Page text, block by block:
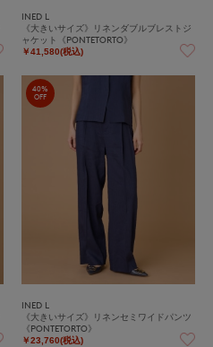
INED L
《大きいサイズ》リネンダブルブレストジ
ャケット《PONTETORTO》
￥41,580(税込)
40%
OFF
INED L
《大きいサイズ》リネンセミワイドパンツ
《PONTETORTO》
￥23,760(税込)